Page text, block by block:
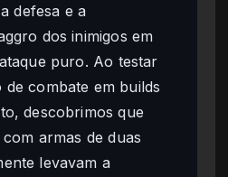
defesa e a
dos inimigos em
puro. Ao testar
combate em builds
descobrimos que
armas de duas
levavam a